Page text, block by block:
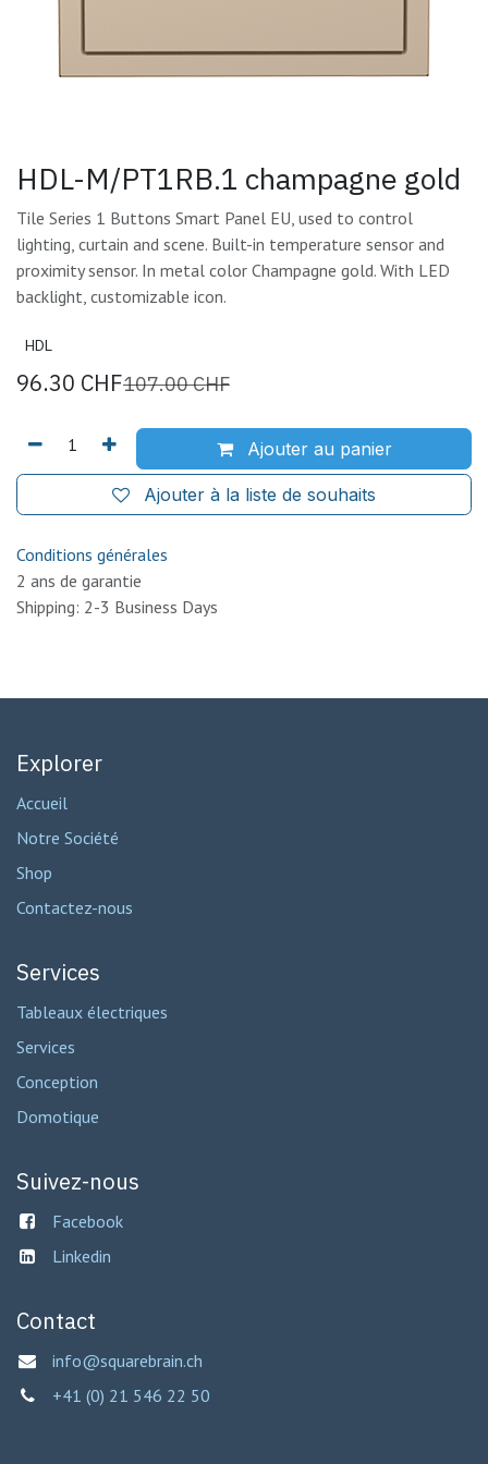
HDL-M/PT1RB.1 champagne gold
Tile Series 1 Buttons Smart Panel EU, used to control
lighting, curtain and scene. Built-in temperature sensor and
proximity sensor. In metal color Champagne gold. With LED
backlight, customizable icon.
HDL
96.30 CHF107.00CHF
Ajouter au panier
Ajouter à la liste de souhaits
Conditions générales
2 ans de garantie
Shipping: 2-3 Business Days
Explorer
Accueil
Notre Société
Shop
Contactez-nous
Services
Tableaux électriques
Services
Conception
Domotique
Suivez-nous
Facebook
Linkedin
Contact
info@squarebrain.ch
+41 (0) 21 546 22 50